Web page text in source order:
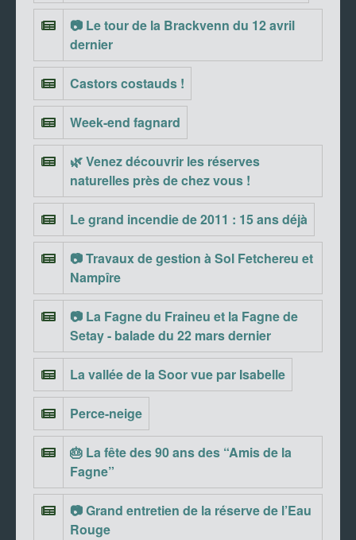
📷 Le tour de la Brackvenn du 12 avril
dernier
Castors costauds !
Week-end fagnard
🌿 Venez découvrir les réserves
naturelles près de chez vous !
Le grand incendie de 2011 : 15 ans déjà
📷 Travaux de gestion à Sol Fetchereu et
Nampîre
📷 La Fagne du Fraineu et la Fagne de
Setay - balade du 22 mars dernier
La vallée de la Soor vue par Isabelle
Perce-neige
🎂 La fête des 90 ans des “Amis de la
Fagne”
📷 Grand entretien de la réserve de l’Eau
Rouge